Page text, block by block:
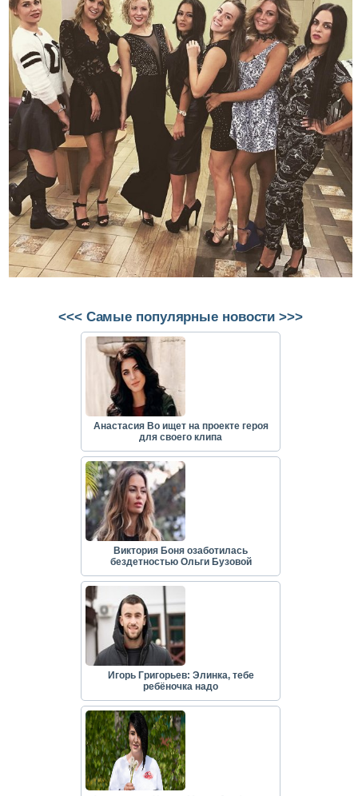
<<< Самые популярные новости >>>
Анастасия Во ищет на проекте героя
для своего клипа
Виктория Боня озаботилась
бездетностью Ольги Бузовой
Игорь Григорьев: Элинка, тебе
ребёночка надо